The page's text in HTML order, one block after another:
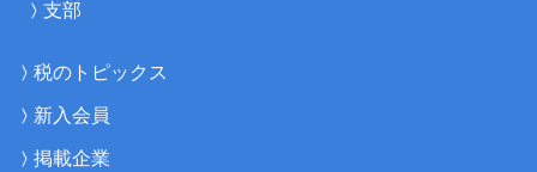
支部
税のトピックス
新入会員
掲載企業